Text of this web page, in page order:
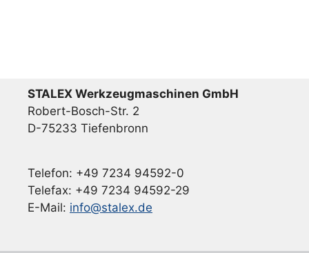
STALEX Werkzeugmaschinen GmbH
Robert-Bosch-Str. 2
D-75233 Tiefenbronn
Telefon: +49 7234 94592-0
Telefax: +49 7234 94592-29
E-Mail: info@stalex.de